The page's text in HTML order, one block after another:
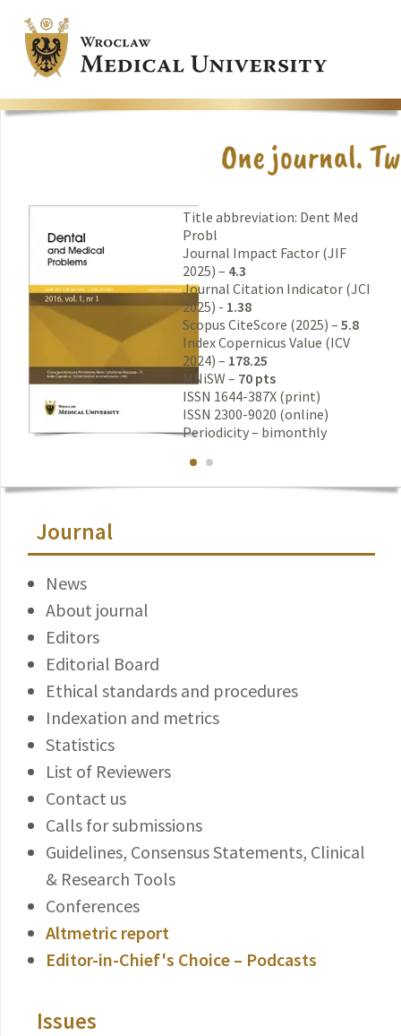
Title abbreviation: Dent Med
Probl
Journal Impact Factor (JIF
2025) – 4.3
Journal Citation Indicator (JCI
2025) - 1.38
Scopus CiteScore (2025) – 5.8
Index Copernicus Value (ICV
2024) – 178.25
MNiSW – 70 pts
ISSN 1644-387X (print)
ISSN 2300-9020 (online)
Periodicity – bimonthly
Journal
News
About journal
Editors
Editorial Board
Ethical standards and procedures
Indexation and metrics
Statistics
List of Reviewers
Contact us
Calls for submissions
Guidelines, Consensus Statements, Clinical
& Research Tools
Conferences
Altmetric report
Editor-in-Chief's Choice – Podcasts
Issues